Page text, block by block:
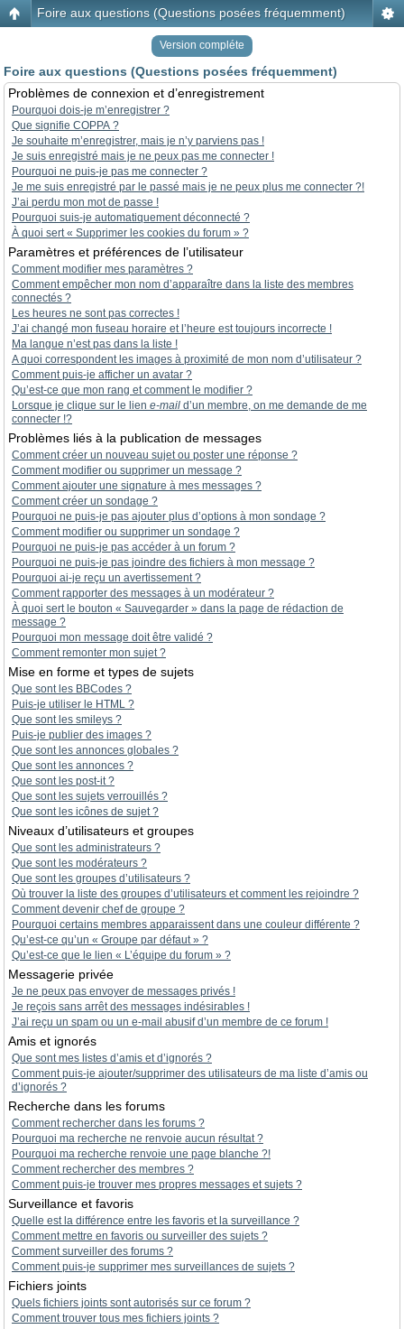
Foire aux questions (Questions posées fréquemment)
Version compléte
Foire aux questions (Questions posées fréquemment)
Problèmes de connexion et d’enregistrement
Pourquoi dois-je m’enregistrer ?
Que signifie COPPA ?
Je souhaite m’enregistrer, mais je n’y parviens pas !
Je suis enregistré mais je ne peux pas me connecter !
Pourquoi ne puis-je pas me connecter ?
Je me suis enregistré par le passé mais je ne peux plus me connecter ?!
J’ai perdu mon mot de passe !
Pourquoi suis-je automatiquement déconnecté ?
À quoi sert « Supprimer les cookies du forum » ?
Paramètres et préférences de l’utilisateur
Comment modifier mes paramètres ?
Comment empêcher mon nom d’apparaître dans la liste des membres
connectés ?
Les heures ne sont pas correctes !
J’ai changé mon fuseau horaire et l’heure est toujours incorrecte !
Ma langue n’est pas dans la liste !
A quoi correspondent les images à proximité de mon nom d’utilisateur ?
Comment puis-je afficher un avatar ?
Qu’est-ce que mon rang et comment le modifier ?
Lorsque je clique sur le lien e-mail d’un membre, on me demande de me
connecter !?
Problèmes liés à la publication de messages
Comment créer un nouveau sujet ou poster une réponse ?
Comment modifier ou supprimer un message ?
Comment ajouter une signature à mes messages ?
Comment créer un sondage ?
Pourquoi ne puis-je pas ajouter plus d’options à mon sondage ?
Comment modifier ou supprimer un sondage ?
Pourquoi ne puis-je pas accéder à un forum ?
Pourquoi ne puis-je pas joindre des fichiers à mon message ?
Pourquoi ai-je reçu un avertissement ?
Comment rapporter des messages à un modérateur ?
À quoi sert le bouton « Sauvegarder » dans la page de rédaction de
message ?
Pourquoi mon message doit être validé ?
Comment remonter mon sujet ?
Mise en forme et types de sujets
Que sont les BBCodes ?
Puis-je utiliser le HTML ?
Que sont les smileys ?
Puis-je publier des images ?
Que sont les annonces globales ?
Que sont les annonces ?
Que sont les post-it ?
Que sont les sujets verrouillés ?
Que sont les icônes de sujet ?
Niveaux d’utilisateurs et groupes
Que sont les administrateurs ?
Que sont les modérateurs ?
Que sont les groupes d’utilisateurs ?
Où trouver la liste des groupes d’utilisateurs et comment les rejoindre ?
Comment devenir chef de groupe ?
Pourquoi certains membres apparaissent dans une couleur différente ?
Qu’est-ce qu’un « Groupe par défaut » ?
Qu’est-ce que le lien « L’équipe du forum » ?
Messagerie privée
Je ne peux pas envoyer de messages privés !
Je reçois sans arrêt des messages indésirables !
J’ai reçu un spam ou un e-mail abusif d’un membre de ce forum !
Amis et ignorés
Que sont mes listes d’amis et d’ignorés ?
Comment puis-je ajouter/supprimer des utilisateurs de ma liste d’amis ou
d’ignorés ?
Recherche dans les forums
Comment rechercher dans les forums ?
Pourquoi ma recherche ne renvoie aucun résultat ?
Pourquoi ma recherche renvoie une page blanche ?!
Comment rechercher des membres ?
Comment puis-je trouver mes propres messages et sujets ?
Surveillance et favoris
Quelle est la différence entre les favoris et la surveillance ?
Comment mettre en favoris ou surveiller des sujets ?
Comment surveiller des forums ?
Comment puis-je supprimer mes surveillances de sujets ?
Fichiers joints
Quels fichiers joints sont autorisés sur ce forum ?
Comment trouver tous mes fichiers joints ?